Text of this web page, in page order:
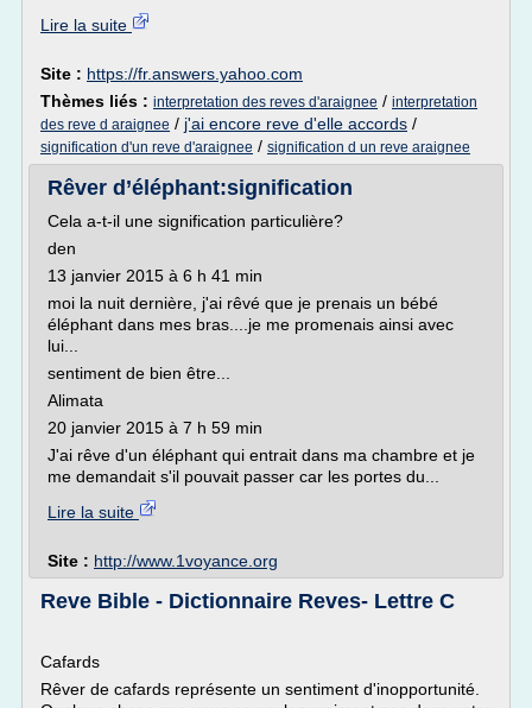
Lire la suite
Site : https://fr.answers.yahoo.com
Thèmes liés : interpretation des reves d'araignee / interpretation
des reve d araignee / j'ai encore reve d'elle accords /
signification d'un reve d'araignee / signification d un reve araignee
Rêver d’éléphant:signification
Cela a-t-il une signification particulière?
den
13 janvier 2015 à 6 h 41 min
moi la nuit dernière, j'ai rêvé que je prenais un bébé
éléphant dans mes bras....je me promenais ainsi avec
lui...
sentiment de bien être...
Alimata
20 janvier 2015 à 7 h 59 min
J'ai rêve d'un éléphant qui entrait dans ma chambre et je
me demandait s'il pouvait passer car les portes du...
Lire la suite
Site : http://www.1voyance.org
Reve Bible - Dictionnaire Reves- Lettre C
Cafards
Rêver de cafards représente un sentiment d'inopportunité.